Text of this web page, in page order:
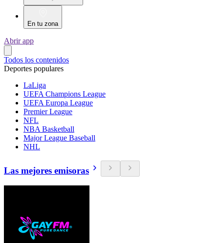
En tu zona
Abrir app
Todos los contenidos
Deportes populares
LaLiga
UEFA Champions League
UEFA Europa League
Premier League
NFL
NBA Basketball
Major League Baseball
NHL
Las mejores emisoras